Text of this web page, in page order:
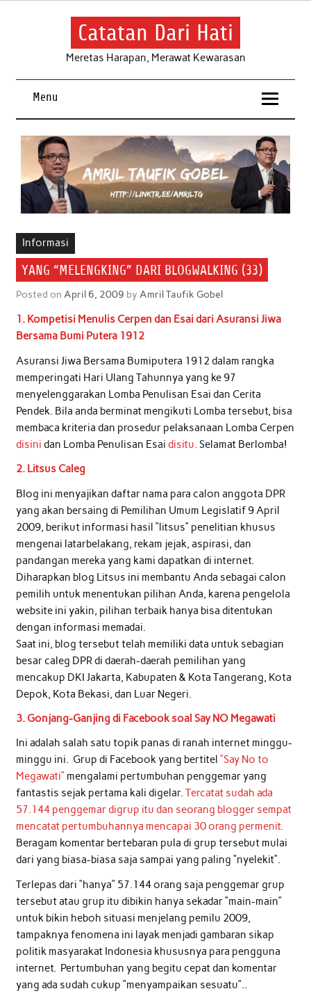
Skip
Catatan Dari Hati
Meretas Harapan, Merawat Kewarasan
Menu
Informasi
YANG “MELENGKING” DARI BLOGWALKING (33)
Posted on April 6, 2009 by Amril Taufik Gobel
1. Kompetisi Menulis Cerpen dan Esai dari Asuransi Jiwa
Bersama Bumi Putera 1912
Asuransi Jiwa Bersama Bumiputera 1912 dalam rangka
memperingati Hari Ulang Tahunnya yang ke 97
menyelenggarakan Lomba Penulisan Esai dan Cerita
Pendek. Bila anda berminat mengikuti Lomba tersebut, bisa
membaca kriteria dan prosedur pelaksanaan Lomba Cerpen
disini dan Lomba Penulisan Esai disitu. Selamat Berlomba!
2. Litsus Caleg
Blog ini menyajikan daftar nama para calon anggota DPR
yang akan bersaing di Pemilihan Umum Legislatif 9 April
2009, berikut informasi hasil “litsus” penelitian khusus
mengenai latarbelakang, rekam jejak, aspirasi, dan
pandangan mereka yang kami dapatkan di internet.
Diharapkan blog Litsus ini membantu Anda sebagai calon
pemilih untuk menentukan pilihan Anda, karena pengelola
website ini yakin, pilihan terbaik hanya bisa ditentukan
dengan informasi memadai.
Saat ini, blog tersebut telah memiliki data untuk sebagian
besar caleg DPR di daerah-daerah pemilihan yang
mencakup DKI Jakarta, Kabupaten & Kota Tangerang, Kota
Depok, Kota Bekasi, dan Luar Negeri.
3. Gonjang-Ganjing di Facebook soal Say NO Megawati
Ini adalah salah satu topik panas di ranah internet minggu-
minggu ini. Grup di Facebook yang bertitel “Say No to
Megawati” mengalami pertumbuhan penggemar yang
fantastis sejak pertama kali digelar. Tercatat sudah ada
57.144 penggemar digrup itu dan seorang blogger sempat
mencatat pertumbuhannya mencapai 30 orang permenit.
Beragam komentar bertebaran pula di grup tersebut mulai
dari yang biasa-biasa saja sampai yang paling “nyelekit”.
Terlepas dari “hanya” 57.144 orang saja penggemar grup
tersebut atau grup itu dibikin hanya sekadar “main-main”
untuk bikin heboh situasi menjelang pemilu 2009,
tampaknya fenomena ini layak menjadi gambaran sikap
politik masyarakat Indonesia khususnya para pengguna
internet. Pertumbuhan yang begitu cepat dan komentar
yang ada sudah cukup “menyampaikan sesuatu”..